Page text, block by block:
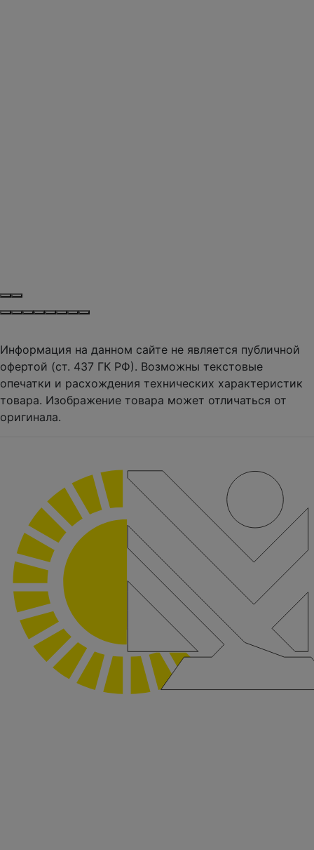
Информация на данном сайте не является публичной
офертой (ст. 437 ГК РФ). Возможны текстовые
опечатки и расхождения технических характеристик
товара. Изображение товара может отличаться от
оригинала.